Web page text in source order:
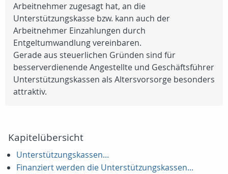
Arbeitnehmer zugesagt hat, an die
Unterstützungskasse bzw. kann auch der
Arbeitnehmer Einzahlungen durch
Entgeltumwandlung vereinbaren.
Gerade aus steuerlichen Gründen sind für
besserverdienende Angestellte und Geschäftsführer
Unterstützungskassen als Altersvorsorge besonders
attraktiv.
Kapitelübersicht
Unterstützungskassen...
Finanziert werden die Unterstützungskassen...